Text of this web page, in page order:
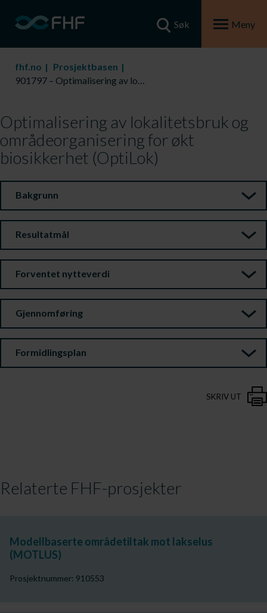
Søk Meny
fhf.no
Prosjektbasen
901797 – Optimalisering av lokalitetsbruk og områdeorganisering for økt biosikkerhet (OptiLok)
Optimalisering av lokalitetsbruk og
områdeorganisering for økt
biosikkerhet (OptiLok)
Bakgrunn
Resultatmål
Forventet nytteverdi
Gjennomføring
Formidlingsplan
SKRIV UT
Relaterte FHF-prosjekter
Modellbaserte områdetiltak mot lakselus
(MOTLUS)
Prosjektnummer: 910553